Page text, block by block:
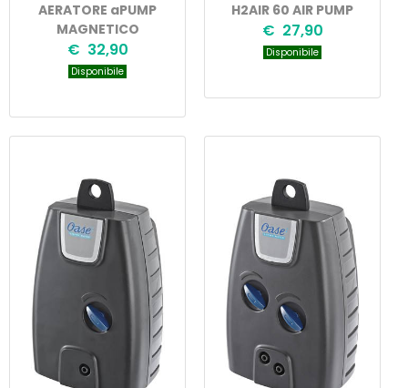
AERATORE aPUMP
MAGNETICO
€ 32,90
Disponibile
H2AIR 60 AIR PUMP
€ 27,90
Disponibile